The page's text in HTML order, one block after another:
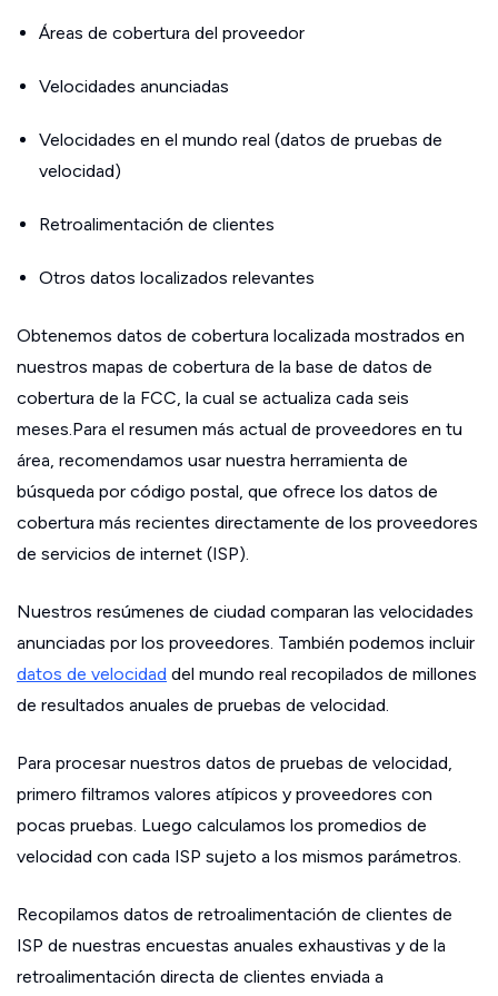
Áreas de cobertura del proveedor
Velocidades anunciadas
Velocidades en el mundo real (datos de pruebas de
velocidad)
Retroalimentación de clientes
Otros datos localizados relevantes
Obtenemos datos de cobertura localizada mostrados en
nuestros mapas de cobertura de la base de datos de
cobertura de la FCC, la cual se actualiza cada seis
meses.Para el resumen más actual de proveedores en tu
área, recomendamos usar nuestra herramienta de
búsqueda por código postal, que ofrece los datos de
cobertura más recientes directamente de los proveedores
de servicios de internet (ISP).
Nuestros resúmenes de ciudad comparan las velocidades
anunciadas por los proveedores. También podemos incluir
datos de velocidad del mundo real recopilados de millones
de resultados anuales de pruebas de velocidad.
Para procesar nuestros datos de pruebas de velocidad,
primero filtramos valores atípicos y proveedores con
pocas pruebas. Luego calculamos los promedios de
velocidad con cada ISP sujeto a los mismos parámetros.
Recopilamos datos de retroalimentación de clientes de
ISP de nuestras encuestas anuales exhaustivas y de la
retroalimentación directa de clientes enviada a